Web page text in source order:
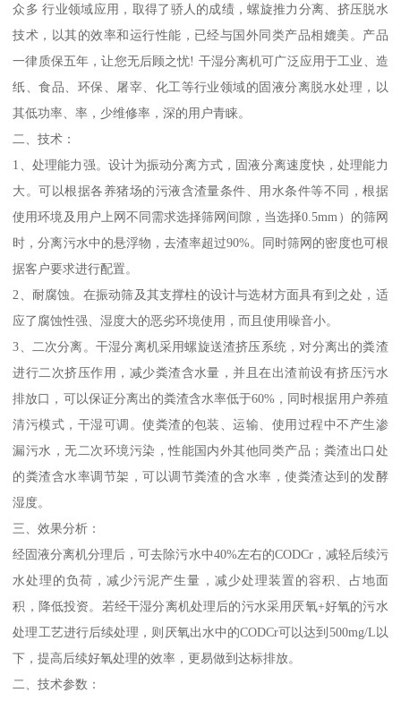
众多 行业领域应用，取得了骄人的成绩，螺旋推力分离、挤压脱水
技术，以其的效率和运行性能，已经与国外同类产品相媲美。产品
一律质保五年，让您无后顾之忧! 干湿分离机可广泛应用于工业、造
纸、食品、环保、屠宰、化工等行业领域的固液分离脱水处理，以
其低功率、率，少维修率，深的用户青睐。
二、技术：
1、处理能力强。设计为振动分离方式，固液分离速度快，处理能力
大。可以根据各养猪场的污液含渣量条件、用水条件等不同，根据
使用环境及用户上网不同需求选择筛网间隙，当选择0.5mm）的筛网
时，分离污水中的悬浮物，去渣率超过90%。同时筛网的密度也可根
据客户要求进行配置。
2、耐腐蚀。在振动筛及其支撑柱的设计与选材方面具有到之处，适
应了腐蚀性强、湿度大的恶劣环境使用，而且使用噪音小。
3、二次分离。干湿分离机采用螺旋送渣挤压系统，对分离出的粪渣
进行二次挤压作用，减少粪渣含水量，并且在出渣前设有挤压污水
排放口，可以保证分离出的粪渣含水率低于60%，同时根据用户养殖
清污模式，干湿可调。使粪渣的包装、运输、使用过程中不产生渗
漏污水，无二次环境污染，性能国内外其他同类产品；粪渣出口处
的粪渣含水率调节架，可以调节粪渣的含水率，使粪渣达到的发酵
湿度。
三、效果分析：
经固液分离机分理后，可去除污水中40%左右的CODCr，减轻后续污
水处理的负荷，减少污泥产生量，减少处理装置的容积、占地面
积，降低投资。若经干湿分离机处理后的污水采用厌氧+好氧的污水
处理工艺进行后续处理，则厌氧出水中的CODCr可以达到500mg/L以
下，提高后续好氧处理的效率，更易做到达标排放。
二、技术参数：